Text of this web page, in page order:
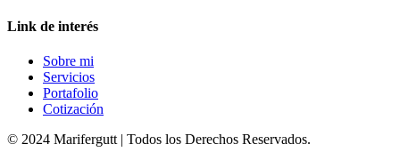
Link de interés
Sobre mi
Servicios
Portafolio
Cotización
© 2024 Marifergutt | Todos los Derechos Reservados.